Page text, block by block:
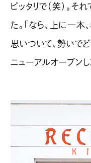
ピッタリで（笑）。そ
た。「なら、上に一本
思いついて、勢いで
ニューアルオープンし